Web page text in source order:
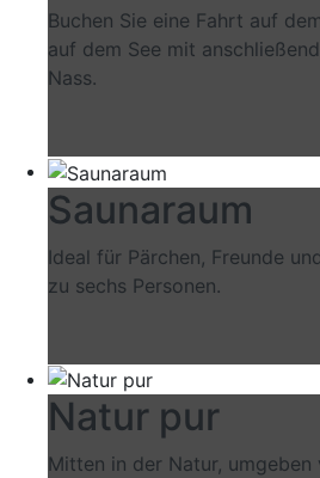
Buchen Sie eine Fahrt auf
auf dem See mit
Nass.
Saunaraum
Ideal für Pärchen, Freunde
zu sechs Personen.
Natur pur
Mitten in der Natur, umgeben